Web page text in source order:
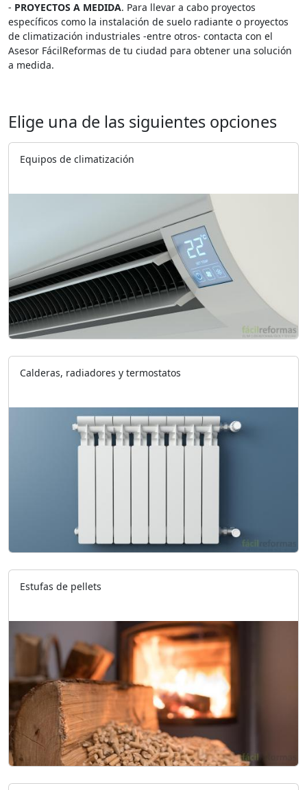
- PROYECTOS A MEDIDA. Para llevar a cabo proyectos
específicos como la instalación de suelo radiante o proyectos
de climatización industriales -entre otros- contacta con el
Asesor FácilReformas de tu ciudad para obtener una solución
a medida.
Elige una de las siguientes opciones
Equipos de climatización
Calderas, radiadores y termostatos
Estufas de pellets